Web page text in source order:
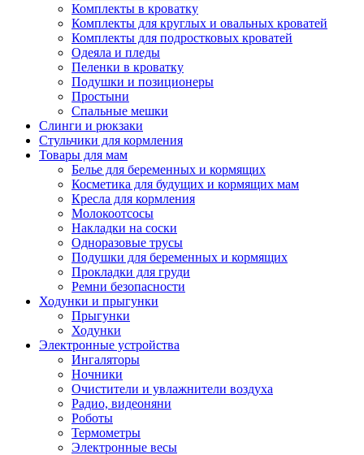
Комплекты в кроватку
Комплекты для круглых и овальных кроватей
Комплекты для подростковых кроватей
Одеяла и пледы
Пеленки в кроватку
Подушки и позиционеры
Простыни
Спальные мешки
Слинги и рюкзаки
Стульчики для кормления
Товары для мам
Белье для беременных и кормящих
Косметика для будущих и кормящих мам
Кресла для кормления
Молокоотсосы
Накладки на соски
Одноразовые трусы
Подушки для беременных и кормящих
Прокладки для груди
Ремни безопасности
Ходунки и прыгунки
Прыгунки
Ходунки
Электронные устройства
Ингаляторы
Ночники
Очистители и увлажнители воздуха
Радио, видеоняни
Роботы
Термометры
Электронные весы